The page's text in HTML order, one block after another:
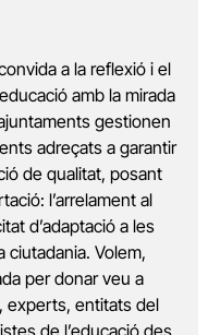
a la reflexió i el
amb la mirada
gestionen
adreçats a garantir
de qualitat, posant
l’arrelament al
d’adaptació a les
Volem,
per donar veu a
experts, entitats del
de l’educació des